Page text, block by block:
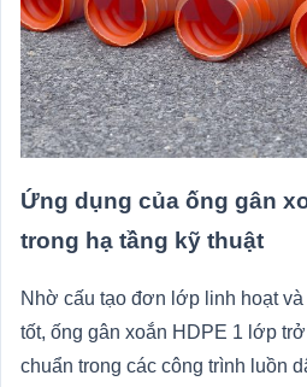
Ứng dụng của ống gân
trong hạ tầng kỹ thuật
Nhờ cấu tạo đơn lớp linh hoạt
tốt, ống gân xoắn HDPE 1 lớp
chuẩn trong các công trình luồn